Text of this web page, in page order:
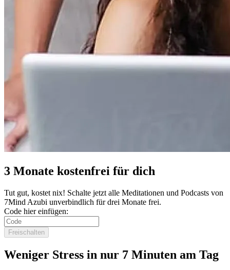
3 Monate kostenfrei für dich
Tut gut, kostet nix! Schalte jetzt alle Meditationen und Podcasts von
7Mind Azubi unverbindlich für drei Monate frei.
Code hier einfügen:
Freischalten
Weniger Stress in nur 7 Minuten am Tag